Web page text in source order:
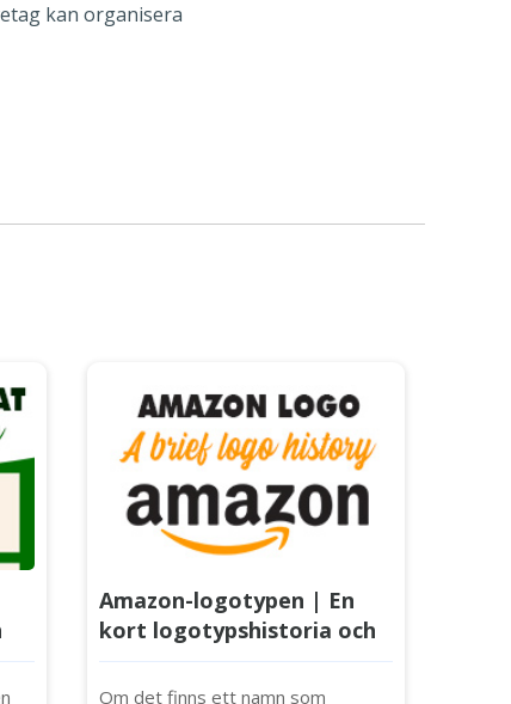
kan organisera
Amazon-logotypen | En
kort logotypshistoria och
vad som gör den så
speciell?
Om det finns ett namn som